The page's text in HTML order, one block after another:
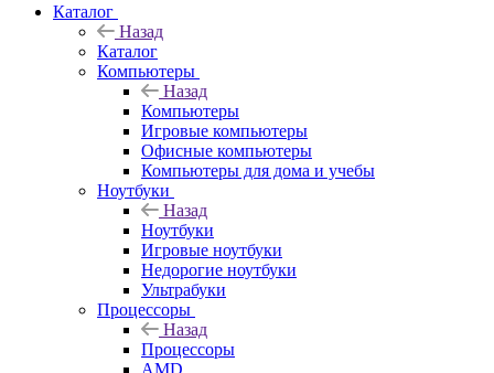
Каталог
Назад
Каталог
Компьютеры
Назад
Компьютеры
Игровые компьютеры
Офисные компьютеры
Компьютеры для дома и учебы
Ноутбуки
Назад
Ноутбуки
Игровые ноутбуки
Недорогие ноутбуки
Ультрабуки
Процессоры
Назад
Процессоры
AMD